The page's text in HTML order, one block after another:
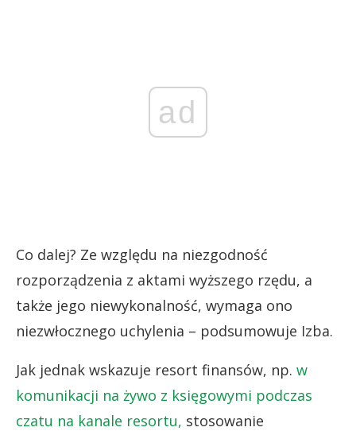
ad
Co dalej? Ze względu na niezgodność
rozporządzenia z aktami wyższego rzędu, a
także jego niewykonalność, wymaga ono
niezwłocznego uchylenia – podsumowuje Izba.
Jak jednak wskazuje resort finansów, np. w
komunikacji na żywo z księgowymi podczas
czatu na kanale resortu, stosowanie